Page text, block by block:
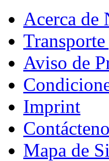
Acerca de
Aviso de
Imprint
Mapa de